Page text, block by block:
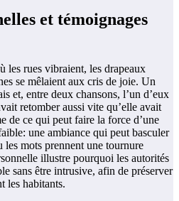
et témoignages
les rues vibraient, les drapeaux
se mêlaient aux cris de joie. Un
et, entre deux chansons, l’un d’eux
retomber aussi vite qu’elle avait
de ce qui peut faire la force d’une
une ambiance qui peut basculer
les mots prennent une tournure
illustre pourquoi les autorités
sans être intrusive, afin de préserver
les habitants.